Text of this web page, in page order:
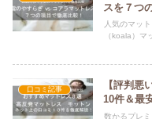
スを７つ
人気のマッ
（koala）マ
口コミ記事
【評判悪
10件＆最
数かるプレ